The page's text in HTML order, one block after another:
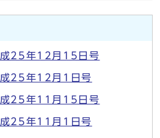
25年12月15日号
25年12月1日号
25年11月15日号
25年11月1日号